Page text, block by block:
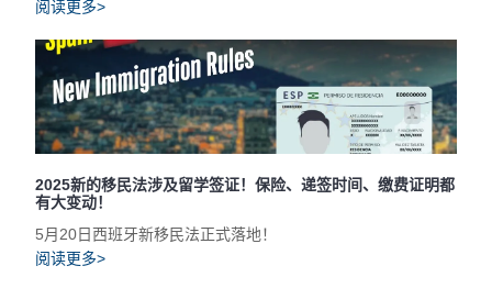
阅读更多>
2025新的移民法涉及留学签证！保险、递签时间、缴费证明都
有大变动！
5月20日西班牙新移民法正式落地！
阅读更多>